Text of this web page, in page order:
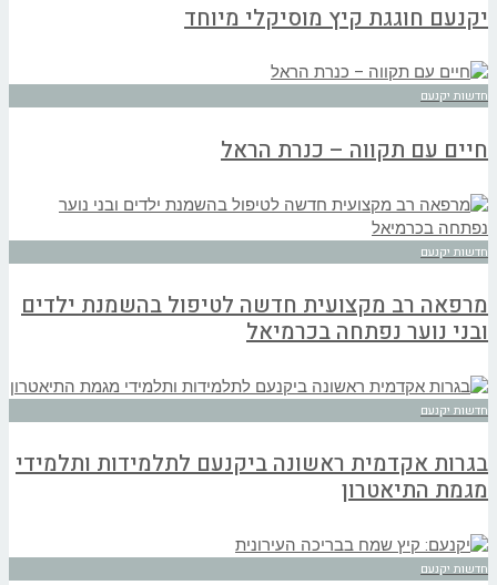
יקנעם חוגגת קיץ מוסיקלי מיוחד
חדשות יקנעם
חיים עם תקווה – כנרת הראל
חדשות יקנעם
מרפאה רב מקצועית חדשה לטיפול בהשמנת ילדים
ובני נוער נפתחה בכרמיאל
חדשות יקנעם
בגרות אקדמית ראשונה ביקנעם לתלמידות ותלמידי
מגמת התיאטרון
חדשות יקנעם